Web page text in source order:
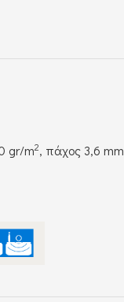
gr/m2, πάχος 3,6 mm